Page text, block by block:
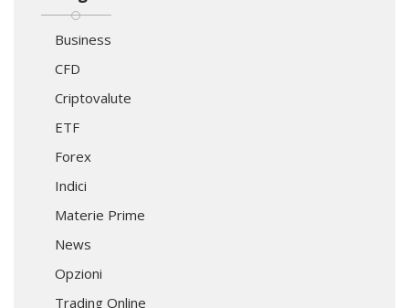
Business
CFD
Criptovalute
ETF
Forex
Indici
Materie Prime
News
Opzioni
Trading Online